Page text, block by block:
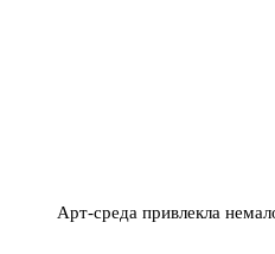
Арт-среда привлекла